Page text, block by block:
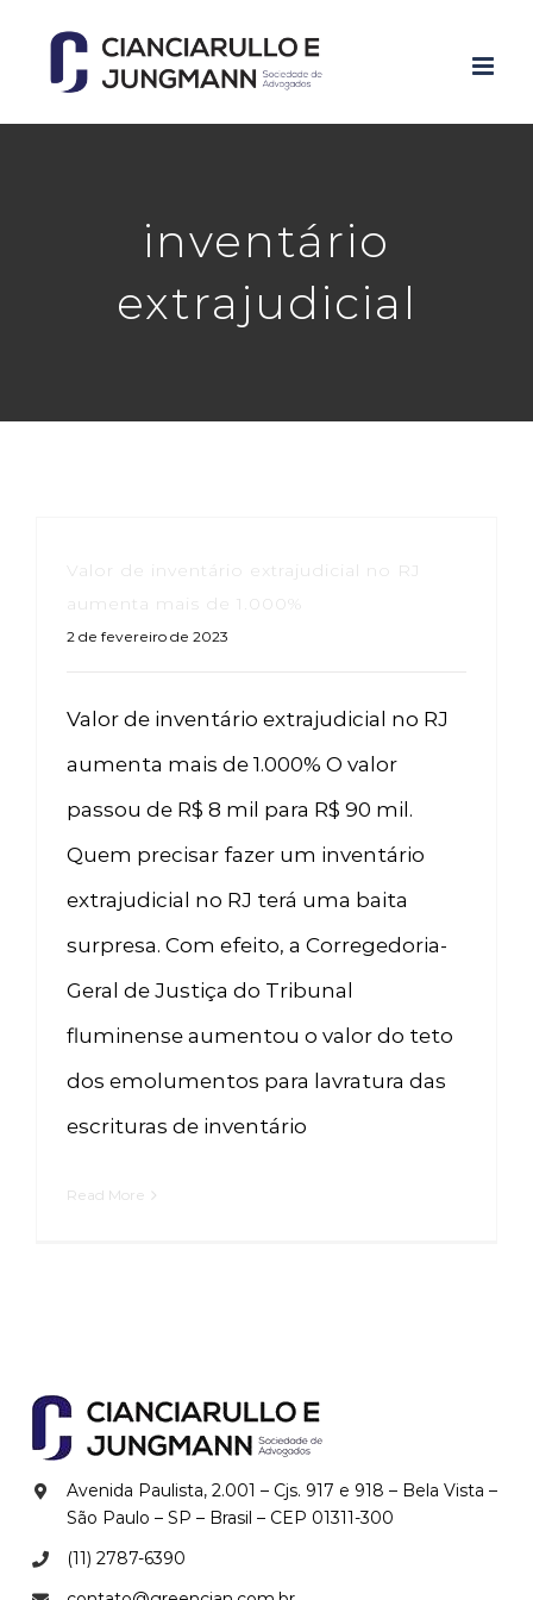
inventário
extrajudicial
Valor de inventário extrajudicial no RJ
aumenta mais de 1.000%
2 de fevereiro de 2023
Valor de inventário extrajudicial no RJ
aumenta mais de 1.000% O valor
passou de R$ 8 mil para R$ 90 mil.
Quem precisar fazer um inventário
extrajudicial no RJ terá uma baita
surpresa. Com efeito, a Corregedoria-
Geral de Justiça do Tribunal
fluminense aumentou o valor do teto
dos emolumentos para lavratura das
escrituras de inventário
Read More
Avenida Paulista, 2.001 – Cjs. 917 e 918 – Bela Vista –
São Paulo – SP – Brasil – CEP 01311-300
(11) 2787-6390